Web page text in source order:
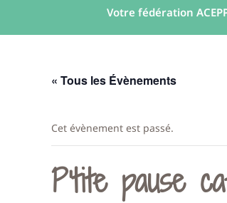
Votre fédération
« Tous les Évènements
Cet évènement est passé.
P’tite pause